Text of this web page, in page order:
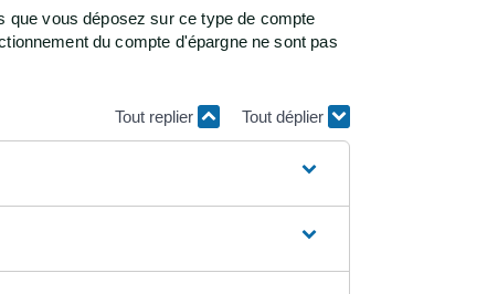
que vous déposez sur ce type de compte
du compte d'épargne ne sont pas
Tout replier Tout déplier